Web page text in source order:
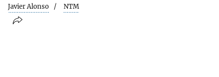
Javier Alonso NTM